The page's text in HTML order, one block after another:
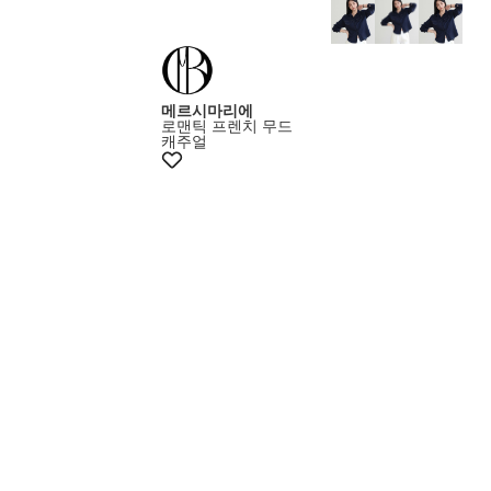
메르시마리에
로맨틱 프렌치 무드
캐주얼